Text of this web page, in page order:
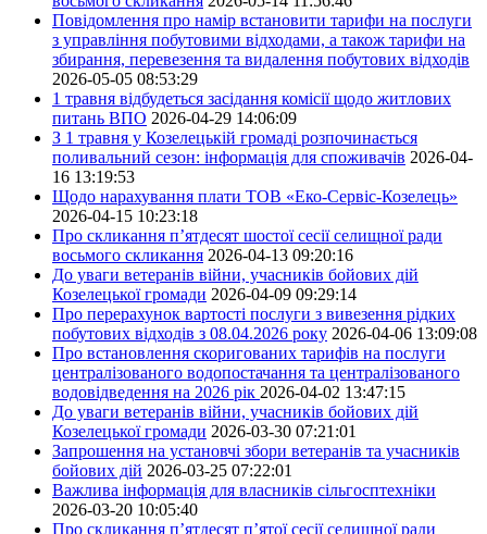
Повідомлення про намір встановити тарифи на послуги
з управління побутовими відходами, а також тарифи на
збирання, перевезення та видалення побутових відходів
2026-05-05 08:53:29
1 травня відбудеться засідання комісії щодо житлових
питань ВПО 2026-04-29 14:06:09
З 1 травня у Козелецькій громаді розпочинається
поливальний сезон: інформація для споживачів 2026-04-
16 13:19:53
Щодо нарахування плати ТОВ «Еко-Сервіс-Козелець»
2026-04-15 10:23:18
Про скликання п’ятдесят шостої сесії селищної ради
восьмого скликання 2026-04-13 09:20:16
До уваги ветеранів війни, учасників бойових дій
Козелецької громади 2026-04-09 09:29:14
Про перерахунок вартості послуги з вивезення рідких
побутових відходів з 08.04.2026 року 2026-04-06 13:09:08
Про встановлення скоригованих тарифів на послуги
централізованого водопостачання та централізованого
водовідведення на 2026 рік 2026-04-02 13:47:15
До уваги ветеранів війни, учасників бойових дій
Козелецької громади 2026-03-30 07:21:01
Запрошення на установчі збори ветеранів та учасників
бойових дій 2026-03-25 07:22:01
Важлива інформація для власників сільгосптехніки
2026-03-20 10:05:40
Про скликання п’ятдесят п’ятої сесії селищної ради